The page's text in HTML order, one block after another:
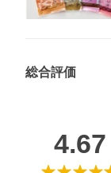
総合評価
4.67